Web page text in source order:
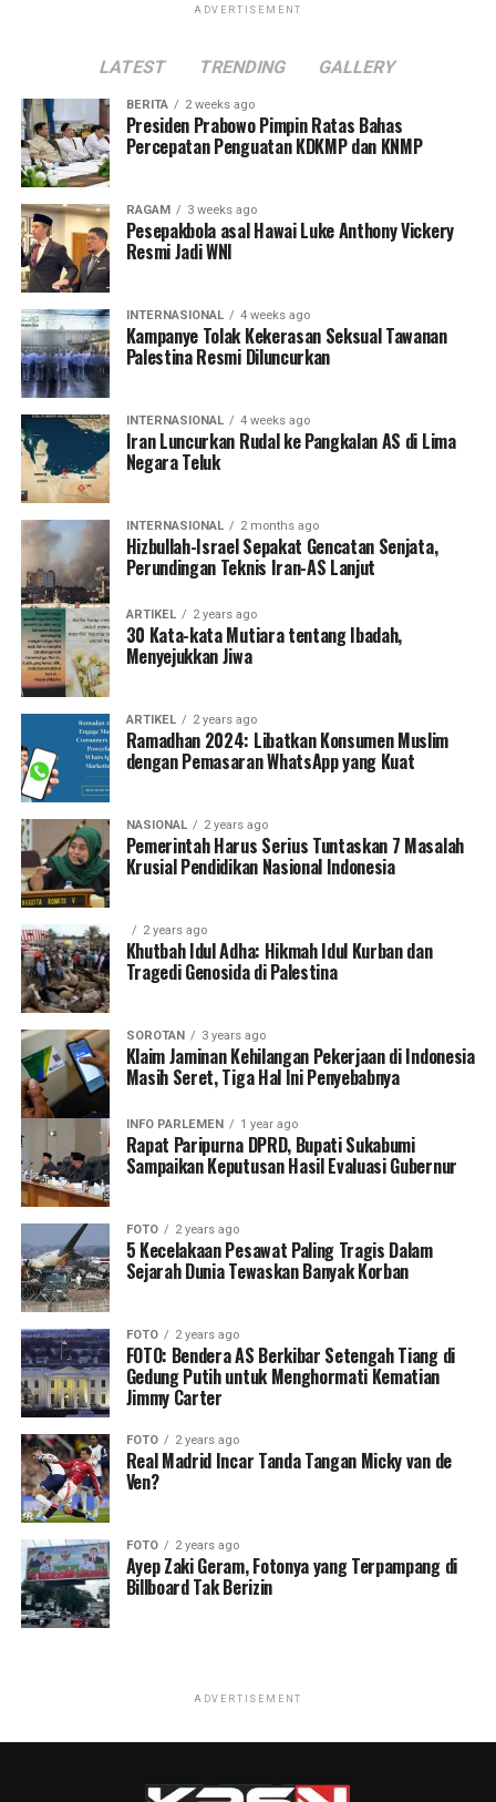
ADVERTISEMENT
LATEST TRENDING GALLERY
BERITA 2 weeks ago
Presiden Prabowo Pimpin Ratas Bahas
Percepatan Penguatan KDKMP dan KNMP
RAGAM 3 weeks ago
Pesepakbola asal Hawai Luke Anthony Vickery
Resmi Jadi WNI
INTERNASIONAL 4 weeks ago
Kampanye Tolak Kekerasan Seksual Tawanan
Palestina Resmi Diluncurkan
INTERNASIONAL 4 weeks ago
Iran Luncurkan Rudal ke Pangkalan AS di Lima
Negara Teluk
INTERNASIONAL 2 months ago
Hizbullah-Israel Sepakat Gencatan Senjata,
Perundingan Teknis Iran-AS Lanjut
ARTIKEL 2 years ago
30 Kata-kata Mutiara tentang Ibadah,
Menyejukkan Jiwa
ARTIKEL 2 years ago
Ramadhan 2024: Libatkan Konsumen Muslim
dengan Pemasaran WhatsApp yang Kuat
NASIONAL 2 years ago
Pemerintah Harus Serius Tuntaskan 7 Masalah
Krusial Pendidikan Nasional Indonesia
2 years ago
Khutbah Idul Adha: Hikmah Idul Kurban dan
Tragedi Genosida di Palestina
SOROTAN 3 years ago
Klaim Jaminan Kehilangan Pekerjaan di Indonesia
Masih Seret, Tiga Hal Ini Penyebabnya
INFO PARLEMEN 1 year ago
Rapat Paripurna DPRD, Bupati Sukabumi
Sampaikan Keputusan Hasil Evaluasi Gubernur
FOTO 2 years ago
5 Kecelakaan Pesawat Paling Tragis Dalam
Sejarah Dunia Tewaskan Banyak Korban
FOTO 2 years ago
FOTO: Bendera AS Berkibar Setengah Tiang di
Gedung Putih untuk Menghormati Kematian
Jimmy Carter
FOTO 2 years ago
Real Madrid Incar Tanda Tangan Micky van de
Ven?
FOTO 2 years ago
Ayep Zaki Geram, Fotonya yang Terpampang di
Billboard Tak Berizin
ADVERTISEMENT